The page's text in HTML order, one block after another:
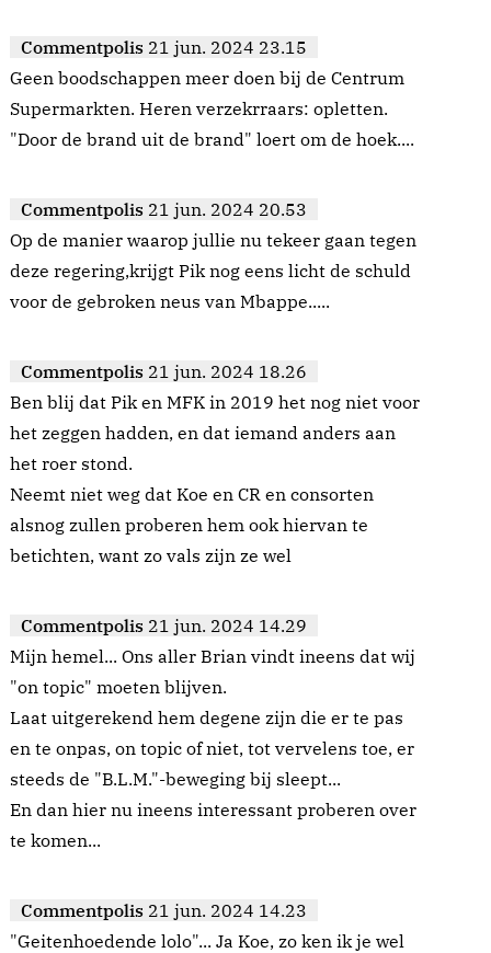
Commentpolis 21 jun. 2024 23.15
Geen boodschappen meer doen bij de Centrum
Supermarkten. Heren verzekrraars: opletten.
"Door de brand uit de brand" loert om de hoek....
Commentpolis 21 jun. 2024 20.53
Op de manier waarop jullie nu tekeer gaan tegen
deze regering,krijgt Pik nog eens licht de schuld
voor de gebroken neus van Mbappe.....
Commentpolis 21 jun. 2024 18.26
Ben blij dat Pik en MFK in 2019 het nog niet voor
het zeggen hadden, en dat iemand anders aan
het roer stond.
Neemt niet weg dat Koe en CR en consorten
alsnog zullen proberen hem ook hiervan te
betichten, want zo vals zijn ze wel
Commentpolis 21 jun. 2024 14.29
Mijn hemel... Ons aller Brian vindt ineens dat wij
"on topic" moeten blijven.
Laat uitgerekend hem degene zijn die er te pas
en te onpas, on topic of niet, tot vervelens toe, er
steeds de "B.L.M."-beweging bij sleept...
En dan hier nu ineens interessant proberen over
te komen...
Commentpolis 21 jun. 2024 14.23
"Geitenhoedende lolo"... Ja Koe, zo ken ik je wel